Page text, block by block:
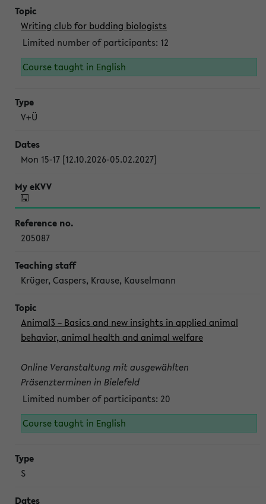
Writing club for budding biologists
Limited number of participants: 12
Course taught in English
V+Ü
Mon 15-17 [12.10.2026-05.02.2027]
205087
Krüger, Caspers, Krause, Kauselmann
Animal3 – Basics and new insights in applied animal
behavior, animal health and animal welfare
Online Veranstaltung mit ausgewählten
Präsenzterminen in Bielefeld
Limited number of participants: 20
Course taught in English
S